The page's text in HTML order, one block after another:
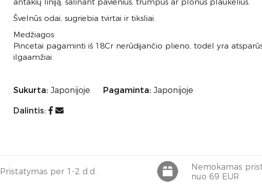
Švelnūs odai, sugriebia tvirtai ir tiksliai.
Medžiagos:
Pincetai pagaminti iš 18Cr nerūdijančio plieno, todėl yra
ilgaamžiai.
Sukurta: Japonijoje Pagaminta: Japonijoje
Dalintis:
Pristatymas per 1-2 d.d.
Nemokamas
nuo 69 EUR